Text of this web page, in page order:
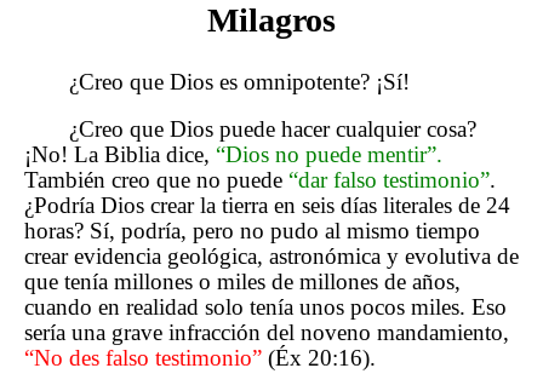
Milagros
¿Creo que Dios es omnipotente? ¡Sí!
¿Creo que Dios puede hacer cualquier cosa?
¡No! La Biblia dice, “Dios no puede mentir”.
También creo que no puede “dar falso testimonio”.
¿Podría Dios crear la tierra en seis días literales de 24
horas? Sí, podría, pero no pudo al mismo tiempo
crear evidencia geológica, astronómica y evolutiva de
que tenía millones o miles de millones de años,
cuando en realidad solo tenía unos pocos miles. Eso
sería una grave infracción del noveno mandamiento,
“No des falso testimonio” (Éx 20:16).